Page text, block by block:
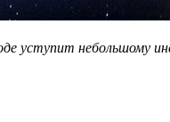
уступит небольшому